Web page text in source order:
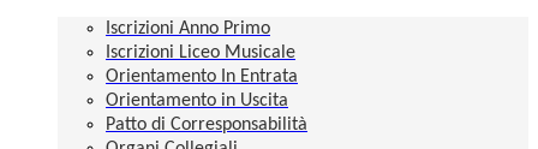
Iscrizioni Anno Primo
Iscrizioni Liceo Musicale
Orientamento In Entrata
Orientamento in Uscita
Patto di Corresponsabilità